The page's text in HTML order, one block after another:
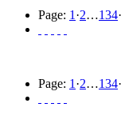
Page: 1 ·2…134·
Page: 1 ·2…134·